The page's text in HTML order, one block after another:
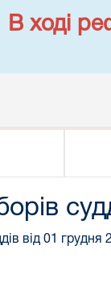
В ході
від 01 грудня